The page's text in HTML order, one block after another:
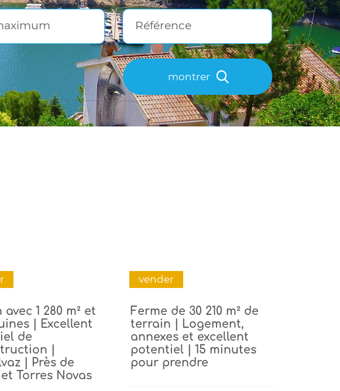
Référence
montrer
avec 1 280 m² et
| Excellent
de
|
| Près de
et Torres Novas
vender
Ferme de 30 210 m² de
terrain | Logement,
annexes et excellent
potentiel | 15 minutes
pour prendre